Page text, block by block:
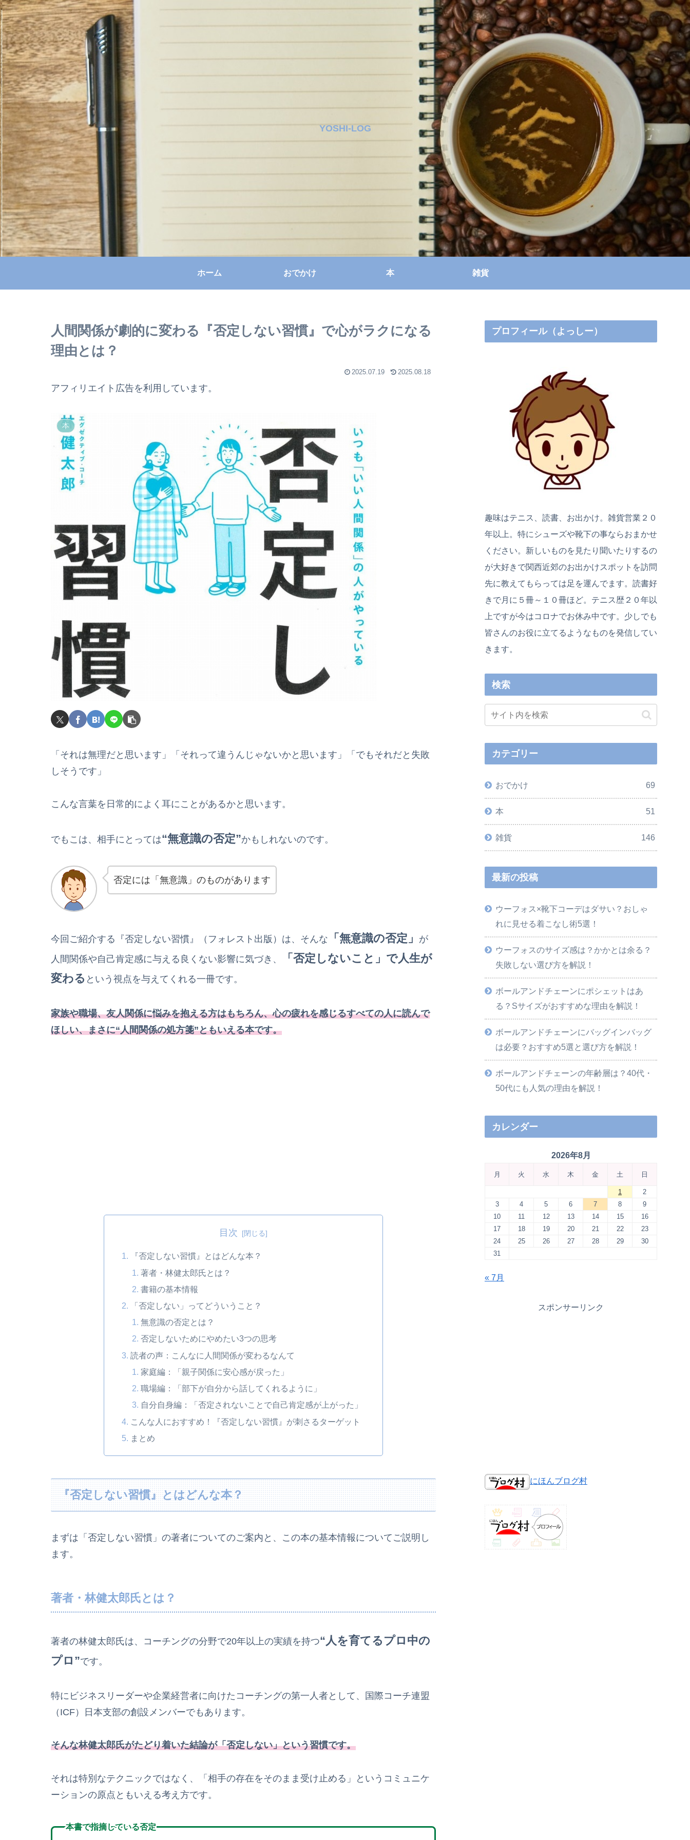
YOSHI-LOG
ホーム おでかけ 本 雑貨
人間関係が劇的に変わる『否定しない習慣』で心がラクになる
理由とは？
2025.07.19 2025.08.18
アフィリエイト広告を利用しています。
本
「それは無理だと思います」「それって違うんじゃないかと思います」「でもそれだと失敗
しそうです」
こんな言葉を日常的によく耳にことがあるかと思います。
でもこは、相手にとっては“無意識の否定”かもしれないのです。
否定には「無意識」のものがあります
今回ご紹介する『否定しない習慣』（フォレスト出版）は、そんな 「無意識の否定」
が
人間関係や自己肯定感に与える良くない影響に気づき、
「否定しないこと」で人生が
変わる という視点を与えてくれる一冊です。
家族や職場、友人関係に悩みを抱える方はもちろん、心の疲れを感じるすべての人に読んで
ほしい、まさに“人間関係の処方箋”ともいえる本です。
目次
『否定しない習慣』とはどんな本？
著者・林健太郎氏とは？
書籍の基本情報
「否定しない」ってどういうこと？
無意識の否定とは？
否定しないためにやめたい3つの思考
読者の声：こんなに人間関係が変わるなんて
家庭編：「親子関係に安心感が戻った」
職場編：「部下が自分から話してくれるように」
自分自身編：「否定されないことで自己肯定感が上がった」
こんな人におすすめ！『否定しない習慣』が刺さるターゲット
まとめ
『否定しない習慣』とはどんな本？
まずは「否定しない習慣」の著者についてのご案内と、この本の基本情報についてご説明し
ます。
著者・林健太郎氏とは？
著者の林健太郎氏は、コーチングの分野で20年以上の実績を持つ“人を育てるプロ中の
プロ”です。
特にビジネスリーダーや企業経営者に向けたコーチングの第一人者として、国際コーチ連盟
（ICF）日本支部の創設メンバーでもあります。
そんな林健太郎氏がたどり着いた結論が「否定しない」という習慣です。
それは特別なテクニックではなく、「相手の存在をそのまま受け止める」というコミュニケ
ーションの原点ともいえる考え方です。
本書で指摘している否定
プロフィール（よっしー）
趣味はテニス、読書、お出かけ。雑貨営業２０
年以上。特にシューズや靴下の事ならおまかせ
ください。新しいものを見たり聞いたりするの
が大好きで関西近郊のお出かけスポットを訪問
先に教えてもらっては足を運んでます。読書好
きで月に５冊～１０冊ほど。テニス歴２０年以
上ですが今はコロナでお休み中です。少しでも
皆さんのお役に立てるようなものを発信してい
きます。
検索
カテゴリー
おでかけ 69
本 51
雑貨 146
最新の投稿
ウーフォス×靴下コーデはダサい？おしゃ
れに見せる着こなし術5選！
ウーフォスのサイズ感は？かかとは余る？
失敗しない選び方を解説！
ボールアンドチェーンにポシェットはあ
る？Sサイズがおすすめな理由を解説！
ボールアンドチェーンにバッグインバッグ
は必要？おすすめ5選と選び方を解説！
ボールアンドチェーンの年齢層は？40代・
50代にも人気の理由を解説！
カレンダー
2026年8月
月 火 水 木 金 土 日
1
2
3
4 5 6 7 8
9
10
11 12 13 14 15
16
17
18 19 20 21 22
23
24
25 26 27 28 29
30
31
« 7月
スポンサーリンク
にほんブログ村